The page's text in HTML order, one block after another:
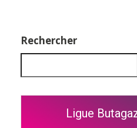
Rechercher
Ligue